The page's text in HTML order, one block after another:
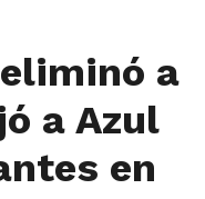
a
a Azul
en